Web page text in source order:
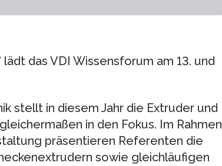
das VDI Wissensforum am 13. und
stellt in diesem Jahr die Extruder und
in den Fokus. Im Rahmen
präsentieren Referenten die
sowie gleichläufigen